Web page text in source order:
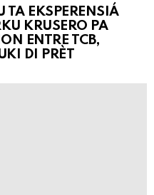
EKSPERENSIÁ
KRUSERO PA
ENTRE TCB,
DI PRÈT